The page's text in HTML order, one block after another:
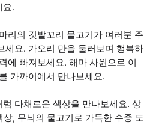
요.
리의 깃발꼬리 물고기가 여러분 주
세요. 가오리 만을 둘러보며 행복하
에 빠져보세요. 해마 사원으로 이
가까이에서 만나보세요.
다채로운 색상을 만나보세요. 상
, 무늬의 물고기로 가득한 수중 도